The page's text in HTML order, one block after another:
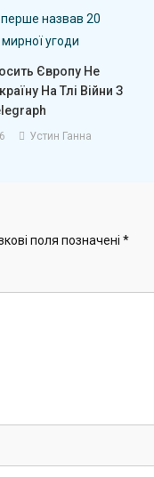
Європу Не
На Тлі Війни З
Устин Ганна
поля позначені *